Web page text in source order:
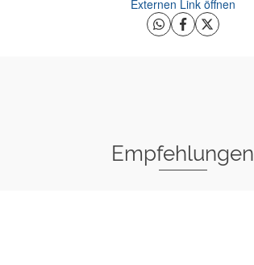
Externen Link öffnen
Empfehlungen